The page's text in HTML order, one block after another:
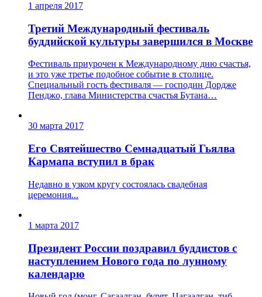
1 апреля 2017
Третий Международный фестиваль
буддийской культуры завершился в Москве
Фестиваль приурочен к Международному дню счастья,
и это уже третье подобное событие в столице.
Специальный гость фестиваля — господин Дордже
Пенджо, глава Министерства счастья Бутана…
30 марта 2017
Его Святейшество Семнадцатый Гьялва
Кармапа вступил в брак
Недавно в узком кругу состоялась свадебная
церемония...
1 марта 2017
Президент России поздравил буддистов с
наступлением Нового года по лунному
календарю